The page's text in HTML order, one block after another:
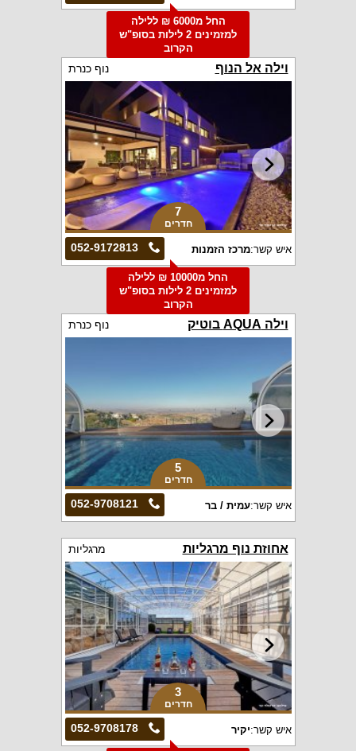
החל מ6000 ₪ ללילה
למזמינים 2 לילות בסופ"ש
הקרוב
וילה אל הנוף נוף כנרת
7
חדרים
052-9172813 איש קשר:מרכז הזמנות
החל מ10000 ₪ ללילה
למזמינים 2 לילות בסופ"ש
הקרוב
וילה AQUA בוטיק נוף כנרת
5
חדרים
052-9708121 איש קשר:עמית / בר
אחוזת נוף מרגליות מרגליות
3
חדרים
052-9708178 איש קשר:יקיר